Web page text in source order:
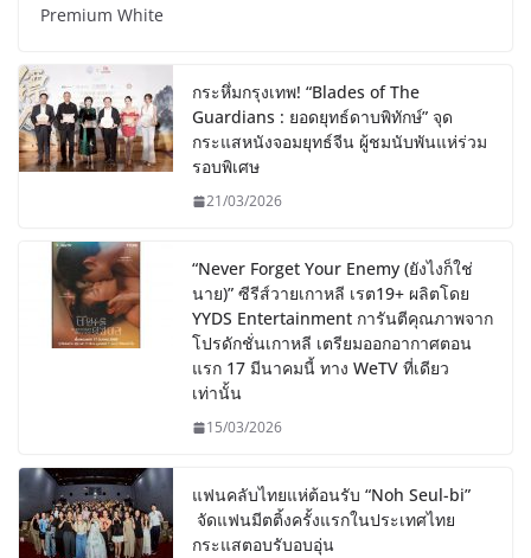
Premium White
กระหึ่มกรุงเทพ! “Blades of The
Guardians : ยอดยุทธ์ดาบพิทักษ์” จุด
กระแสหนังจอมยุทธ์จีน ผู้ชมนับพันแห่ร่วม
รอบพิเศษ
21/03/2026
“Never Forget Your Enemy (ยังไงก็ใช่
นาย)” ซีรีส์วายเกาหลี เรต19+ ผลิตโดย
YYDS Entertainment การันตีคุณภาพจาก
โปรดักชั่นเกาหลี เตรียมออกอากาศตอน
แรก 17 มีนาคมนี้ ทาง WeTV ที่เดียว
เท่านั้น
15/03/2026
แฟนคลับไทยแห่ต้อนรับ “Noh Seul-bi”
จัดแฟนมีตติ้งครั้งแรกในประเทศไทย
กระแสตอบรับอบอุ่น